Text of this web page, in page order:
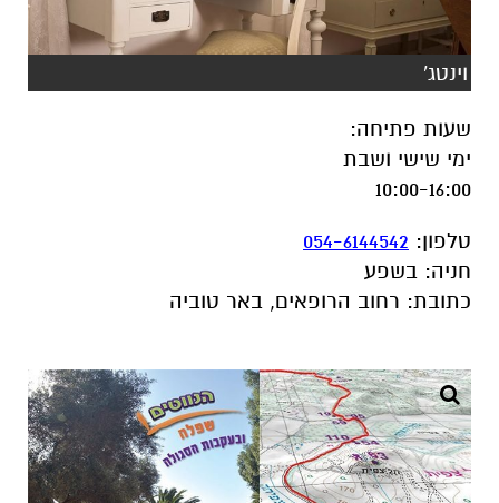
וינטג'
שעות פתיחה:
ימי שישי ושבת
10:00-16:00
טלפון:
054-6144542
חניה: בשפע
כתובת: רחוב הרופאים, באר טוביה